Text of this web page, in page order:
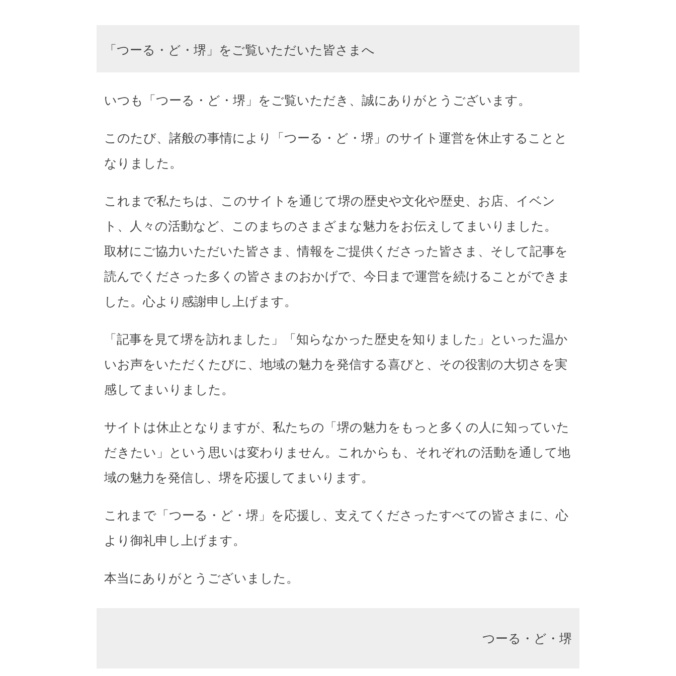
「つーる・ど・堺」をご覧いただいた皆さまへ
いつも「つーる・ど・堺」をご覧いただき、誠にありがとうございます。
このたび、諸般の事情により「つーる・ど・堺」のサイト運営を休止することと
なりました。
これまで私たちは、このサイトを通じて堺の歴史や文化や歴史、お店、イベン
ト、人々の活動など、このまちのさまざまな魅力をお伝えしてまいりました。
取材にご協力いただいた皆さま、情報をご提供くださった皆さま、そして記事を
読んでくださった多くの皆さまのおかげで、今日まで運営を続けることができま
した。心より感謝申し上げます。
「記事を見て堺を訪れました」「知らなかった歴史を知りました」といった温か
いお声をいただくたびに、地域の魅力を発信する喜びと、その役割の大切さを実
感してまいりました。
サイトは休止となりますが、私たちの「堺の魅力をもっと多くの人に知っていた
だきたい」という思いは変わりません。これからも、それぞれの活動を通して地
域の魅力を発信し、堺を応援してまいります。
これまで「つーる・ど・堺」を応援し、支えてくださったすべての皆さまに、心
より御礼申し上げます。
本当にありがとうございました。
つーる・ど・堺